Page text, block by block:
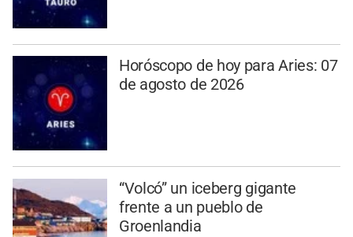
Horóscopo de hoy para Aries: 07
de agosto de 2026
“Volcó” un iceberg gigante
frente a un pueblo de
Groenlandia